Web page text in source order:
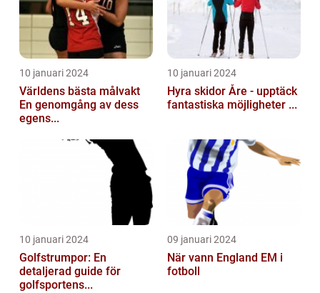
10 januari 2024
Världens bästa målvakt
En genomgång av dess
egens...
10 januari 2024
Hyra skidor Åre - upptäck
fantastiska möjligheter ...
10 januari 2024
Golfstrumpor: En
detaljerad guide för
golfsportens...
09 januari 2024
När vann England EM i
fotboll